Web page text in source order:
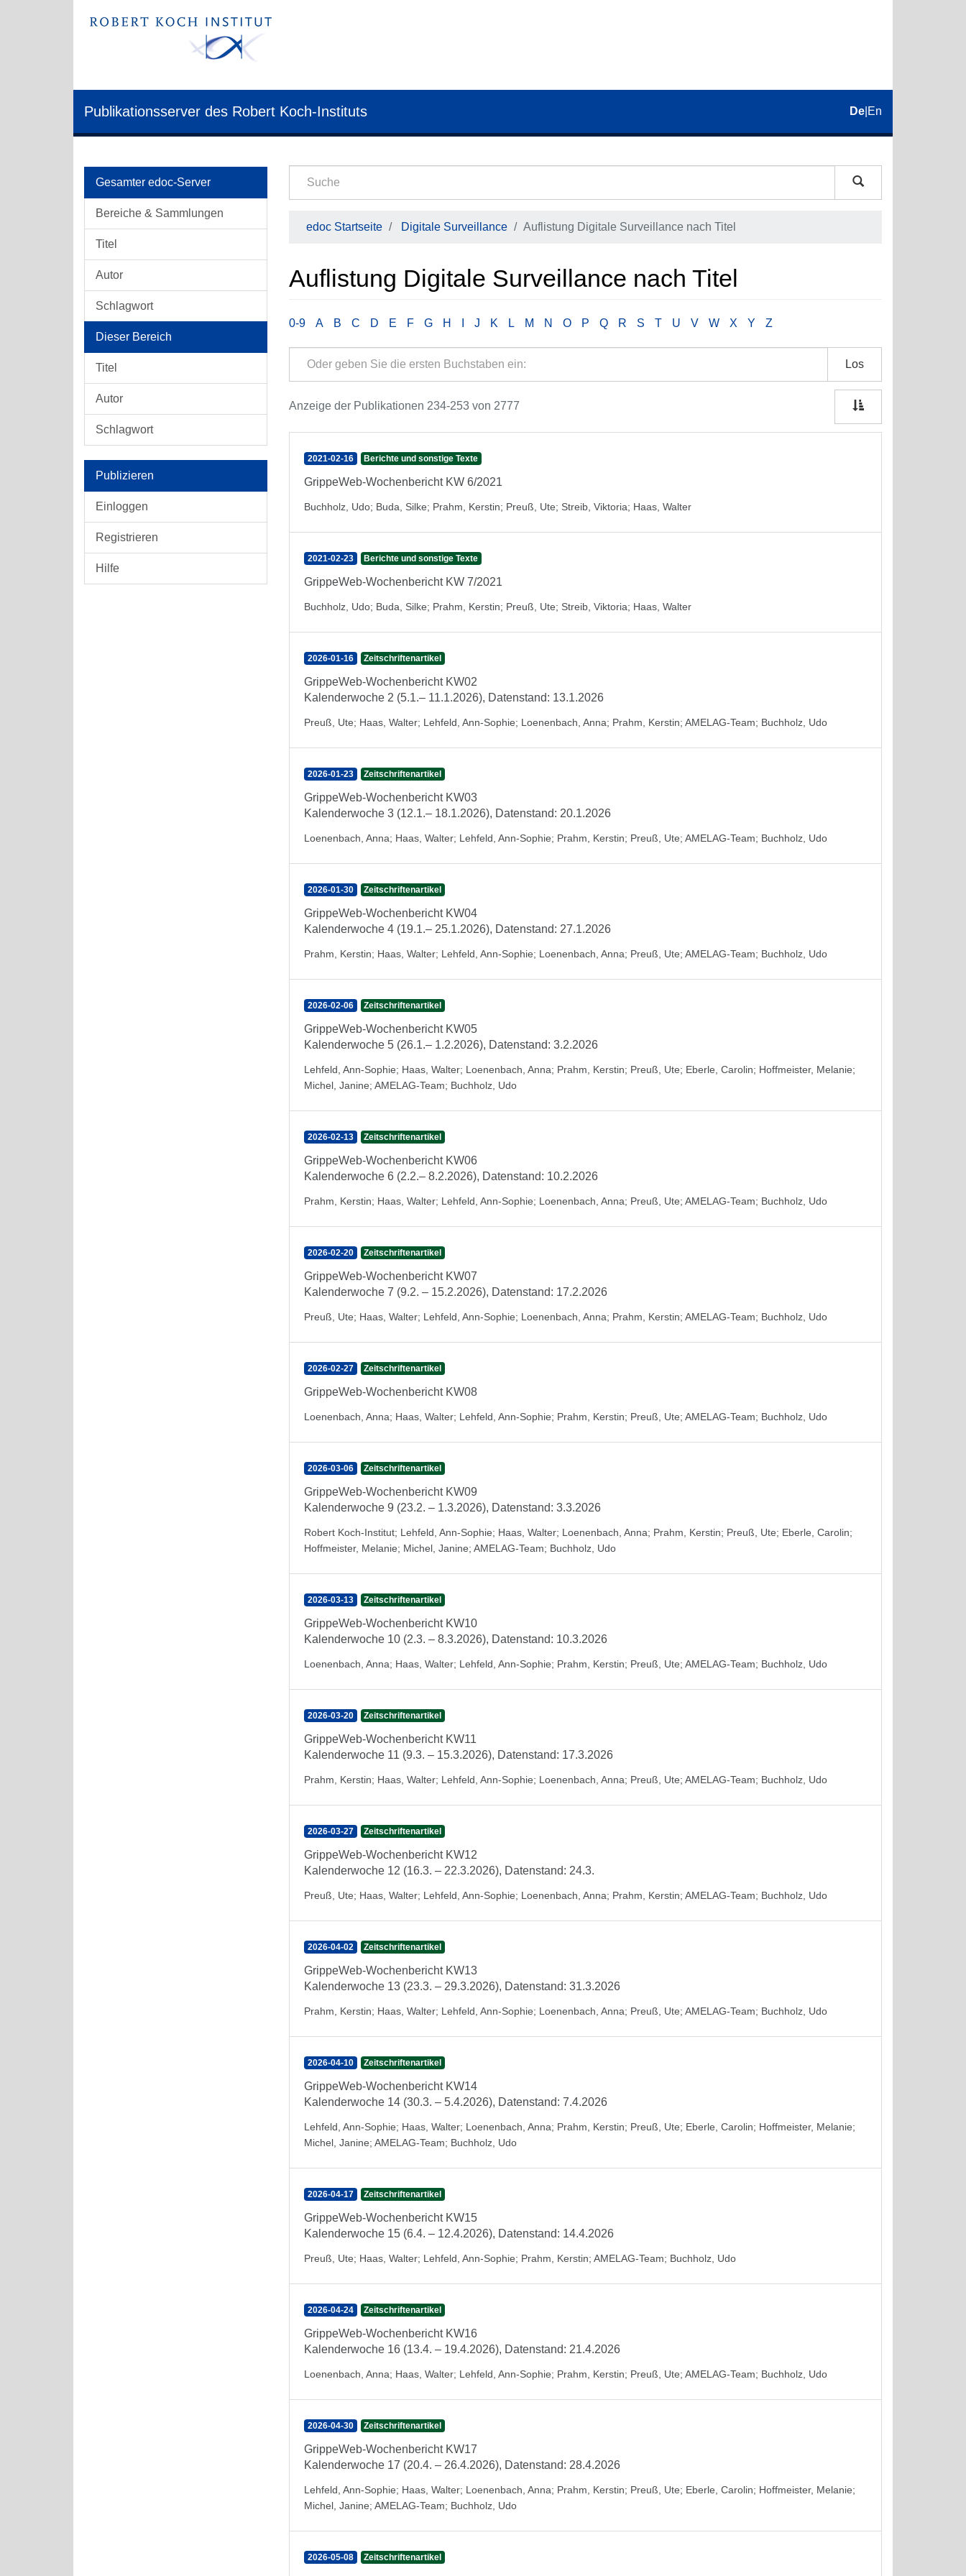
Publikationsserver des Robert Koch-Instituts De En
Gesamter edoc-Server
Bereiche & Sammlungen
Titel
Autor
Schlagwort
Dieser Bereich
Titel
Autor
Schlagwort
Publizieren
Einloggen
Registrieren
Hilfe
edoc Startseite Digitale Surveillance Auflistung Digitale Surveillance nach Titel
Auflistung Digitale Surveillance nach Titel
0-9 A B C D E F G H J K L M N O P Q R S T U V W X Y Z
Los
Anzeige der Publikationen 234-253 von 2777
2021-02-16 Berichte und sonstige Texte
GrippeWeb-Wochenbericht KW 6/2021
Buchholz, Udo; Buda, Silke; Prahm, Kerstin; Preuß, Ute; Streib, Viktoria; Haas, Walter
2021-02-23 Berichte und sonstige Texte
GrippeWeb-Wochenbericht KW 7/2021
Buchholz, Udo; Buda, Silke; Prahm, Kerstin; Preuß, Ute; Streib, Viktoria; Haas, Walter
2026-01-16 Zeitschriftenartikel
GrippeWeb-Wochenbericht KW02
Kalenderwoche 2 (5.1.– 11.1.2026), Datenstand: 13.1.2026
Preuß, Ute; Haas, Walter; Lehfeld, Ann-Sophie; Loenenbach, Anna; Prahm, Kerstin; AMELAG-Team; Buchholz, Udo
2026-01-23 Zeitschriftenartikel
GrippeWeb-Wochenbericht KW03
Kalenderwoche 3 (12.1.– 18.1.2026), Datenstand: 20.1.2026
Loenenbach, Anna; Haas, Walter; Lehfeld, Ann-Sophie; Prahm, Kerstin; Preuß, Ute; AMELAG-Team; Buchholz, Udo
2026-01-30 Zeitschriftenartikel
GrippeWeb-Wochenbericht KW04
Kalenderwoche 4 (19.1.– 25.1.2026), Datenstand: 27.1.2026
Prahm, Kerstin; Haas, Walter; Lehfeld, Ann-Sophie; Loenenbach, Anna; Preuß, Ute; AMELAG-Team; Buchholz, Udo
2026-02-06 Zeitschriftenartikel
GrippeWeb-Wochenbericht KW05
Kalenderwoche 5 (26.1.– 1.2.2026), Datenstand: 3.2.2026
Lehfeld, Ann-Sophie; Haas, Walter; Loenenbach, Anna; Prahm, Kerstin; Preuß, Ute; Eberle, Carolin; Hoffmeister, Melanie;
Michel, Janine; AMELAG-Team; Buchholz, Udo
2026-02-13 Zeitschriftenartikel
GrippeWeb-Wochenbericht KW06
Kalenderwoche 6 (2.2.– 8.2.2026), Datenstand: 10.2.2026
Prahm, Kerstin; Haas, Walter; Lehfeld, Ann-Sophie; Loenenbach, Anna; Preuß, Ute; AMELAG-Team; Buchholz, Udo
2026-02-20 Zeitschriftenartikel
GrippeWeb-Wochenbericht KW07
Kalenderwoche 7 (9.2. – 15.2.2026), Datenstand: 17.2.2026
Preuß, Ute; Haas, Walter; Lehfeld, Ann-Sophie; Loenenbach, Anna; Prahm, Kerstin; AMELAG-Team; Buchholz, Udo
2026-02-27 Zeitschriftenartikel
GrippeWeb-Wochenbericht KW08
Loenenbach, Anna; Haas, Walter; Lehfeld, Ann-Sophie; Prahm, Kerstin; Preuß, Ute; AMELAG-Team; Buchholz, Udo
2026-03-06 Zeitschriftenartikel
GrippeWeb-Wochenbericht KW09
Kalenderwoche 9 (23.2. – 1.3.2026), Datenstand: 3.3.2026
Robert Koch-Institut; Lehfeld, Ann-Sophie; Haas, Walter; Loenenbach, Anna; Prahm, Kerstin; Preuß, Ute; Eberle, Carolin;
Hoffmeister, Melanie; Michel, Janine; AMELAG-Team; Buchholz, Udo
2026-03-13 Zeitschriftenartikel
GrippeWeb-Wochenbericht KW10
Kalenderwoche 10 (2.3. – 8.3.2026), Datenstand: 10.3.2026
Loenenbach, Anna; Haas, Walter; Lehfeld, Ann-Sophie; Prahm, Kerstin; Preuß, Ute; AMELAG-Team; Buchholz, Udo
2026-03-20 Zeitschriftenartikel
GrippeWeb-Wochenbericht KW11
Kalenderwoche 11 (9.3. – 15.3.2026), Datenstand: 17.3.2026
Prahm, Kerstin; Haas, Walter; Lehfeld, Ann-Sophie; Loenenbach, Anna; Preuß, Ute; AMELAG-Team; Buchholz, Udo
2026-03-27 Zeitschriftenartikel
GrippeWeb-Wochenbericht KW12
Kalenderwoche 12 (16.3. – 22.3.2026), Datenstand: 24.3.
Preuß, Ute; Haas, Walter; Lehfeld, Ann-Sophie; Loenenbach, Anna; Prahm, Kerstin; AMELAG-Team; Buchholz, Udo
2026-04-02 Zeitschriftenartikel
GrippeWeb-Wochenbericht KW13
Kalenderwoche 13 (23.3. – 29.3.2026), Datenstand: 31.3.2026
Prahm, Kerstin; Haas, Walter; Lehfeld, Ann-Sophie; Loenenbach, Anna; Preuß, Ute; AMELAG-Team; Buchholz, Udo
2026-04-10 Zeitschriftenartikel
GrippeWeb-Wochenbericht KW14
Kalenderwoche 14 (30.3. – 5.4.2026), Datenstand: 7.4.2026
Lehfeld, Ann-Sophie; Haas, Walter; Loenenbach, Anna; Prahm, Kerstin; Preuß, Ute; Eberle, Carolin; Hoffmeister, Melanie;
Michel, Janine; AMELAG-Team; Buchholz, Udo
2026-04-17 Zeitschriftenartikel
GrippeWeb-Wochenbericht KW15
Kalenderwoche 15 (6.4. – 12.4.2026), Datenstand: 14.4.2026
Preuß, Ute; Haas, Walter; Lehfeld, Ann-Sophie; Prahm, Kerstin; AMELAG-Team; Buchholz, Udo
2026-04-24 Zeitschriftenartikel
GrippeWeb-Wochenbericht KW16
Kalenderwoche 16 (13.4. – 19.4.2026), Datenstand: 21.4.2026
Loenenbach, Anna; Haas, Walter; Lehfeld, Ann-Sophie; Prahm, Kerstin; Preuß, Ute; AMELAG-Team; Buchholz, Udo
2026-04-30 Zeitschriftenartikel
GrippeWeb-Wochenbericht KW17
Kalenderwoche 17 (20.4. – 26.4.2026), Datenstand: 28.4.2026
Lehfeld, Ann-Sophie; Haas, Walter; Loenenbach, Anna; Prahm, Kerstin; Preuß, Ute; Eberle, Carolin; Hoffmeister, Melanie;
Michel, Janine; AMELAG-Team; Buchholz, Udo
2026-05-08 Zeitschriftenartikel